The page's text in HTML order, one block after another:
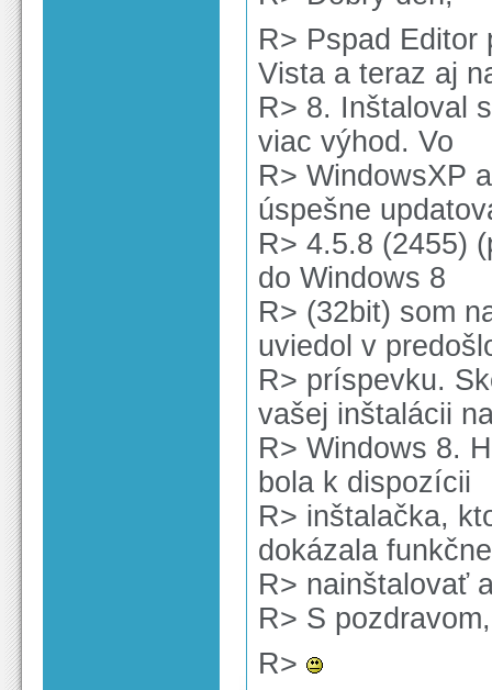
R> Pspad Editor
Vista a teraz aj
R> 8. Inštaloval
viac výhod. Vo
R> WindowsXP
úspešne
R> 4.5.8 (2455)
do Windows 8
R> (32bit) som
uviedol v
R> príspevku.
vašej inštalácii
R> Windows 8.
bola k dispozícii
R> inštalačka,
dokázala funkčne
R> nainštalovať
R> S
R>